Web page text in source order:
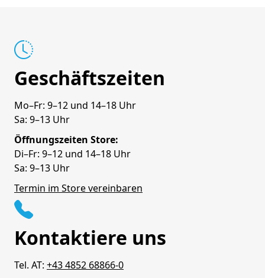
Geschäftszeiten
Mo–Fr: 9–12 und 14–18 Uhr
Sa: 9–13 Uhr
Öffnungszeiten Store:
Di–Fr: 9–12 und 14–18 Uhr
Sa: 9–13 Uhr
Termin im Store vereinbaren
Kontaktiere uns
Tel. AT: +43 4852 68866-0